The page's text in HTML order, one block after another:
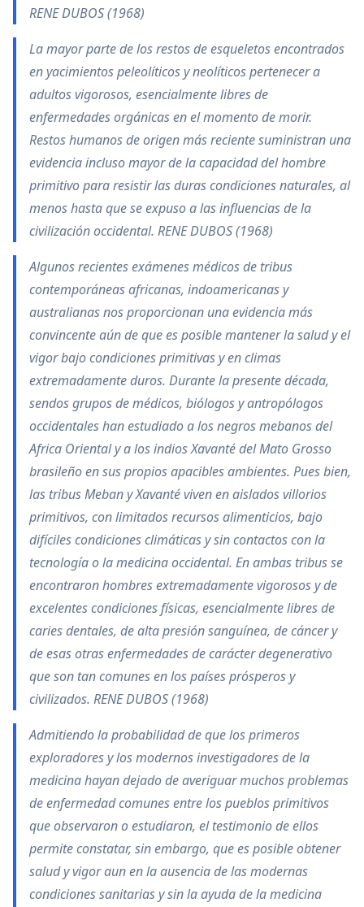
RENE DUBOS (1968)
La mayor parte de los restos de esqueletos encontrados
en yacimientos peleolíticos y neolíticos pertenecer a
adultos vigorosos, esencialmente libres de
enfermedades orgánicas en el momento de morir.
Restos humanos de origen más reciente suministran una
evidencia incluso mayor de la capacidad del hombre
primitivo para resistir las duras condiciones naturales, al
menos hasta que se expuso a las influencias de la
civilización occidental. RENE DUBOS (1968)
Algunos recientes exámenes médicos de tribus
contemporáneas africanas, indoamericanas y
australianas nos proporcionan una evidencia más
convincente aún de que es posible mantener la salud y el
vigor bajo condiciones primitivas y en climas
extremadamente duros. Durante la presente década,
sendos grupos de médicos, biólogos y antropólogos
occidentales han estudiado a los negros mebanos del
Africa Oriental y a los indios Xavanté del Mato Grosso
brasileño en sus propios apacibles ambientes. Pues bien,
las tribus Meban y Xavanté viven en aislados villorios
primitivos, con limitados recursos alimenticios, bajo
difíciles condiciones climáticas y sin contactos con la
tecnología o la medicina occidental. En ambas tribus se
encontraron hombres extremadamente vigorosos y de
excelentes condiciones físicas, esencialmente libres de
caries dentales, de alta presión sanguínea, de cáncer y
de esas otras enfermedades de carácter degenerativo
que son tan comunes en los países prósperos y
civilizados. RENE DUBOS (1968)
Admitiendo la probabilidad de que los primeros
exploradores y los modernos investigadores de la
medicina hayan dejado de averiguar muchos problemas
de enfermedad comunes entre los pueblos primitivos
que observaron o estudiaron, el testimonio de ellos
permite constatar, sin embargo, que es posible obtener
salud y vigor aun en la ausencia de las modernas
condiciones sanitarias y sin la ayuda de la medicina